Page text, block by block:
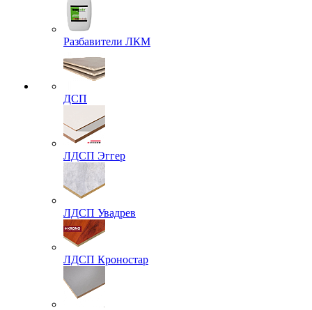
Разбавители ЛКМ
ДСП
ЛДСП Эггер
ЛДСП Увадрев
ЛДСП Кроностар